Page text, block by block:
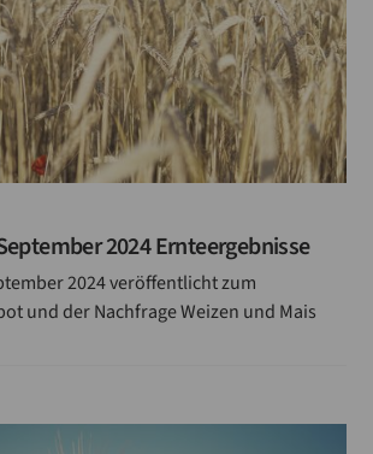
2024 Ernteergebnisse
2024 veröffentlicht zum
und der Nachfrage Weizen und Mais